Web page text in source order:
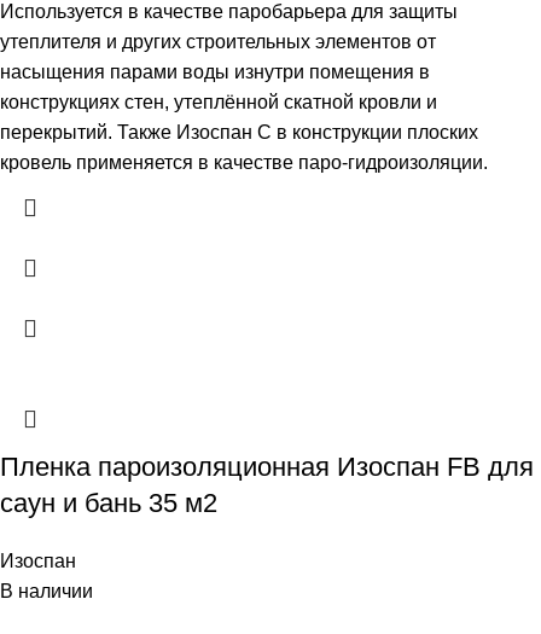
Используется в качестве паробарьера для защиты
утеплителя и других строительных элементов от
насыщения парами воды изнутри помещения в
конструкциях стен, утеплённой скатной кровли и
перекрытий. Также Изоспан С в конструкции плоских
кровель применяется в качестве паро-гидроизоляции.
Пленка пароизоляционная Изоспан FB для
саун и бань 35 м2
Изоспан
В наличии